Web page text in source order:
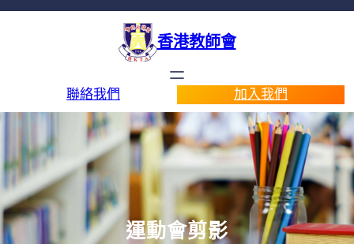
香港教師會
聯絡我們 加入我們
運動會剪影